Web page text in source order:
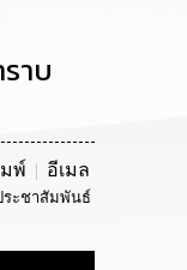
าบ
พ์ อีเมล
ระชาสัมพันธ์